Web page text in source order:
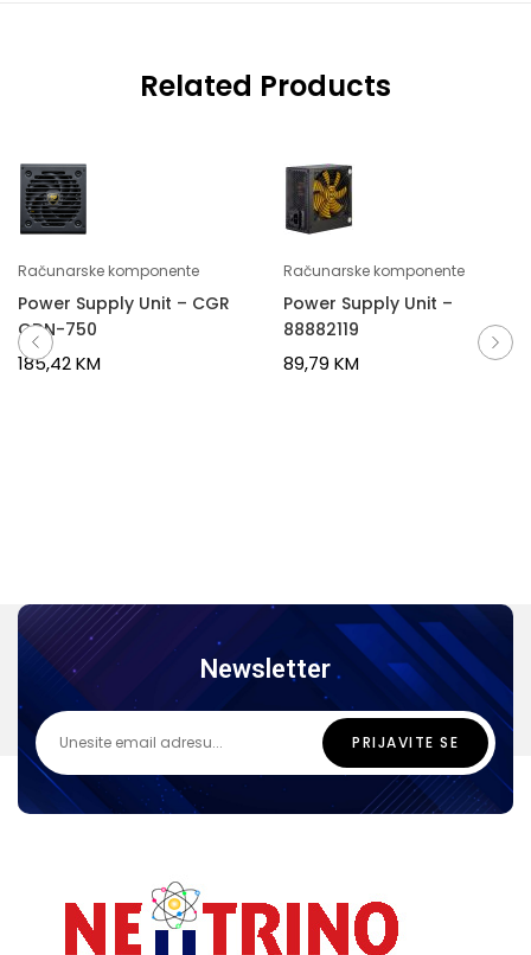
Related Products
Računarske komponente
Power Supply Unit – CGR
GDN-750
185,42KM
Računarske komponente
Power Supply Unit –
88882119
89,79 KM
Newsletter